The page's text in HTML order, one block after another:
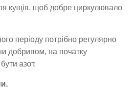
кущів, щоб добре циркулювало
періоду потрібно регулярно
добривом, на початку
азот.